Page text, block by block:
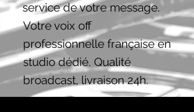
service de votre message.
Votre voix off
professionnelle française en
studio dédié. Qualité
broadcast, livraison 24h.